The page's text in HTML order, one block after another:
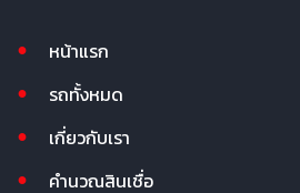
หน้าแรก
รถทั้งหมด
เกี่ยวกับเรา
คำนวณสินเชื่อ